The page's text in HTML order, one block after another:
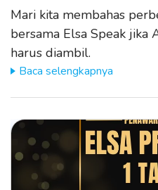
Mari kita membahas
bersama Elsa Speak jika
harus diambil.
Baca selengkapnya